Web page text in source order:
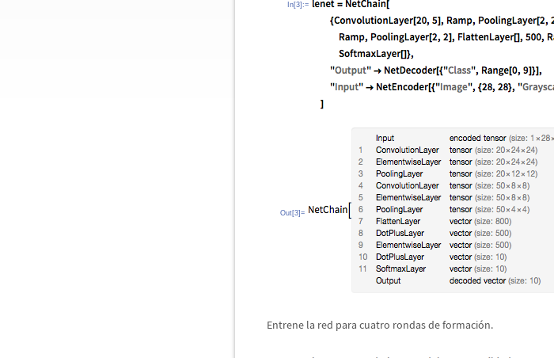
In[3]:=
Out[3]=
Entrene la red para cuatro rondas de formación.